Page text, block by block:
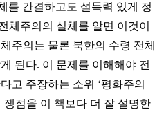
를 간결하고도 설득력 있게 정
체주의의 실체를 알면 이것이
주의는 물론 북한의 수령 전체
된다. 이 문제를 이해해야 전
고 주장하는 소위 ‘평화주의
쟁점을 이 책보다 더 잘 설명한